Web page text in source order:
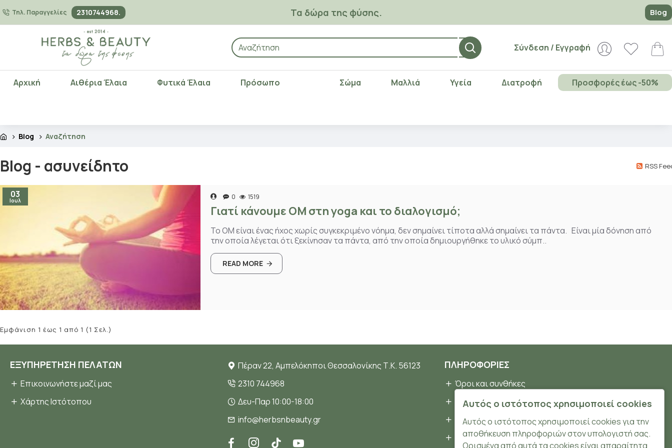
Τηλ. Παραγγελίες 2310744968. Τα δώρα της φύσης. Blog
Σύνδεση / Εγγραφή
Αρχική Αιθέρια Έλαια Φυτικά Έλαια Πρόσωπο Σώμα Μαλλιά Υγεία Διατροφή Προσφορές έως -50%
Blog Αναζήτηση
Blog - ασυνείδητο RSS
03
Ιουλ 0 1519
Γιατί κάνουμε OM στη yoga και το διαλογισμό;
To OM είναι ένας ήχος χωρίς συγκεκριμένο νόημα, δεν σημαίνει τίποτα αλλά σημαίνει τα πάντα. Είναι μία δόνηση από
την οποία λέγεται ότι ξεκίνησαν τα πάντα, από την οποία δημιουργήθηκε το υλικό σύμπ..
READ MORE
Εμφάνιση 1 έως 1 από 1 (1 Σελ.)
ΕΞΥΠΗΡΈΤΗΣΗ ΠΕΛΑΤΏΝ
Επικοινωνήστε μαζί μας
Χάρτης Ιστότοπου
Πέραν 22, Αμπελόκηποι Θεσσαλονίκης Τ.Κ. 56123
2310 744968
Δευ-Παρ 10:00-18:00
info@herbsnbeauty.gr
ΠΛΗΡΟΦΟΡΊΕΣ
Όροι και συνθήκες
Προσωπικά δεδομένα
Ασφάλεια
Τρόποι Πληρωμής
Αυτός ο ιστότοπος χρησιμοποιεί cookies
Αυτός ο ιστότοπος χρησιμοποιεί cookies για την
αποθήκευση πληροφοριών στον υπολογιστή σας.
Ορισμένα από αυτά τα cookies είναι απαραίτητα